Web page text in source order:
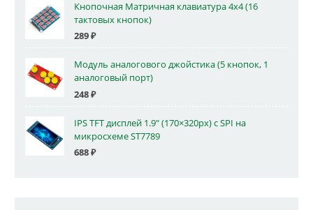
Кнопочная Матричная клавиатура 4x4 (16
тактовых кнопок)
289₽
Модуль аналогового джойстика (5 кнопок, 1
аналоговый порт)
248₽
IPS TFT дисплей 1.9" (170×320px) с SPI на
микросхеме ST7789
688₽